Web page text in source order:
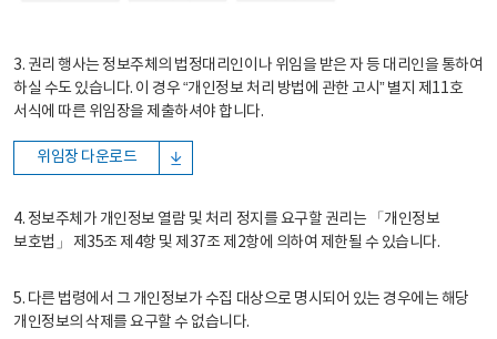
3. 권리 행사는 정보주체의 법정대리인이나 위임을 받은 자 등 대리인을 통하여
하실 수도 있습니다. 이 경우 “개인정보 처리 방법에 관한 고시” 별지 제11호
서식에 따른 위임장을 제출하셔야 합니다.
위임장 다운로드
4. 정보주체가 개인정보 열람 및 처리 정지를 요구할 권리는 「개인정보
보호법」 제35조 제4항 및 제37조 제2항에 의하여 제한될 수 있습니다.
5. 다른 법령에서 그 개인정보가 수집 대상으로 명시되어 있는 경우에는 해당
개인정보의 삭제를 요구할 수 없습니다.